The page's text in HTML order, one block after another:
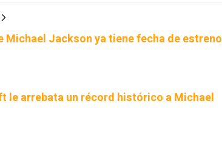
Michael Jackson ya tiene fecha de estreno
le arrebata un récord histórico a Michael